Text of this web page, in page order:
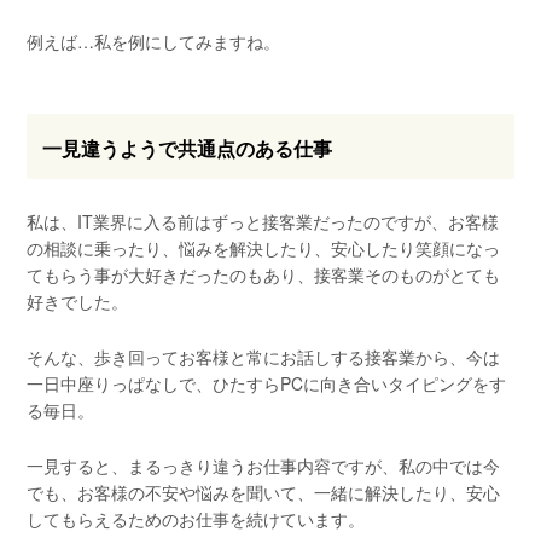
例えば…私を例にしてみますね。
一見違うようで共通点のある仕事
私は、IT業界に入る前はずっと接客業だったのですが、お客様
の相談に乗ったり、悩みを解決したり、安心したり笑顔になっ
てもらう事が大好きだったのもあり、接客業そのものがとても
好きでした。
そんな、歩き回ってお客様と常にお話しする接客業から、今は
一日中座りっぱなしで、ひたすらPCに向き合いタイピングをす
る毎日。
一見すると、まるっきり違うお仕事内容ですが、私の中では今
でも、お客様の不安や悩みを聞いて、一緒に解決したり、安心
してもらえるためのお仕事を続けています。